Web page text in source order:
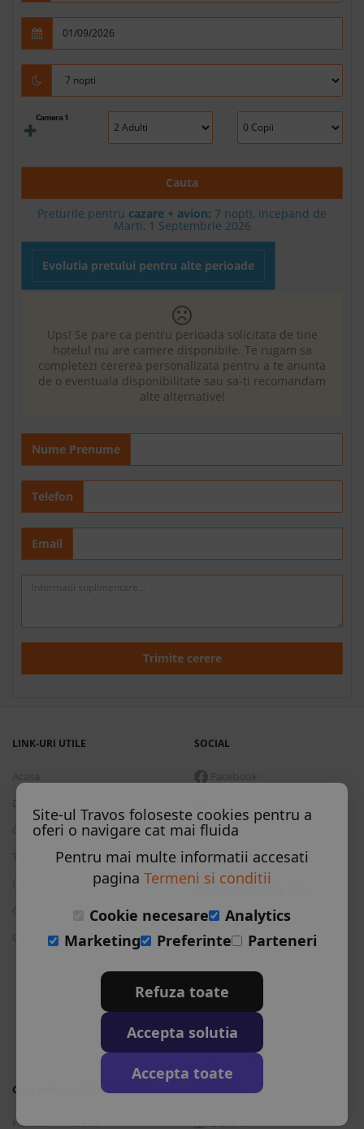
Camera 1
Cauta
Preturile pentru cazare + avion: 7 nopti, incepand de
Marti, 1 Septembrie 2026
Evolutia pretului pentru alte perioade
Ups! Se pare ca pentru perioada solicitata de tine
hotelul nu are camere disponibile. Te rugam sa
completezi cererea personalizata pentru a te anunta
de o eventuala disponibilitate sau sa-ti recomandam
alte alternative!
Nume Prenume
Telefon
Email
Trimite cerere
LINK-URI UTILE
Acasa
Contact
Termeni si conditii
Intrebari frecvente
Cum functioneaza
Cauta rezervare
SOCIAL
Facebook
Instagram
Skype
Vizitati Bulgaria
Vizitati Grecia
Vizitati Turcia
Vizitati Spania
Vizitati Croatia
CELE MAI CAUTATE STATIUNI
Hoteluri in Albena
L-S: 9-18
Site-ul Travos foloseste cookies pentru a
oferi o navigare cat mai fluida
Pentru mai multe informatii accesati
pagina Termeni si conditii
Cookie necesare
Analytics
Marketing
Preferinte Parteneri
Refuza toate
Accepta solutia
Accepta toate